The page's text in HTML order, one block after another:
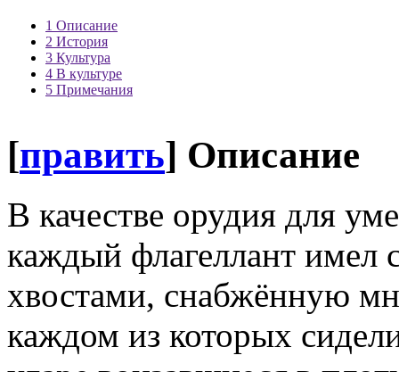
1 Описание
2 История
3 Культура
4 В культуре
5 Примечания
[править] Описание
В качестве орудия для
каждый флагеллант имел
хвостами, снабжённую
каждом из которых